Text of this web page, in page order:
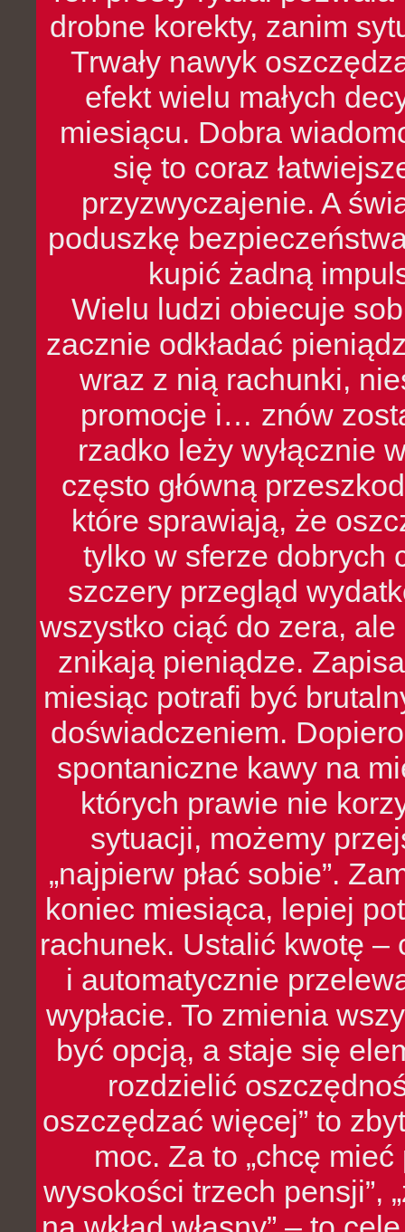
drobne korekty, zanim
Trwały nawyk
efekt wielu małych
miesiącu. Dobra
się to coraz
przyzwyczajenie. A
poduszkę
kupić żadną
Wielu ludzi obiecuje
zacznie odkładać
wraz z nią rachunki,
promocje i… znów
rzadko leży wyłącznie
często główną
które sprawiają, że
tylko w sferze dobrych
szczery przegląd
wszystko ciąć do zera,
znikają pieniądze.
miesiąc potrafi być
doświadczeniem.
spontaniczne kawy na
których prawie nie
sytuacji, możemy
„najpierw płać sobie”.
koniec miesiąca, lepiej
rachunek. Ustalić kwotę
i automatycznie
wypłacie. To zmienia
być opcją, a staje się
rozdzielić
oszczędzać więcej” to
moc. Za to „chcę
wysokości trzech pensji”,